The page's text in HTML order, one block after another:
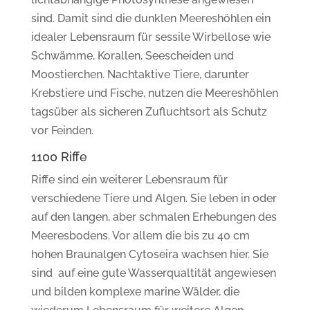
sind. Damit sind die dunklen Meereshöhlen ein
idealer Lebensraum für sessile Wirbellose wie
Schwämme, Korallen, Seescheiden und
Moostierchen. Nachtaktive Tiere, darunter
Krebstiere und Fische, nutzen die Meereshöhlen
tagsüber als sicheren Zufluchtsort als Schutz
vor Feinden.
1100 Riffe
Riffe sind ein weiterer Lebensraum für
verschiedene Tiere und Algen. Sie leben in oder
auf den langen, aber schmalen Erhebungen des
Meeresbodens. Vor allem die bis zu 40 cm
hohen Braunalgen Cytoseira wachsen hier. Sie
sind auf eine gute Wasserqualtität angewiesen
und bilden komplexe marine Wälder, die